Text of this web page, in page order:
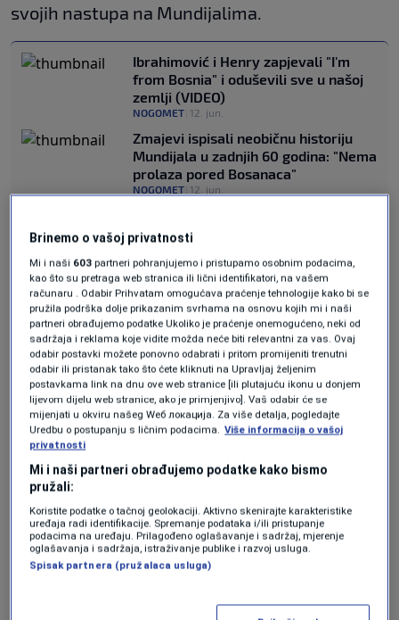
svojih nastupa na Mundijalima.
Ibrahimović i Henry zapjevali "I'm
from Bosnia" i oduševili sve u našoj
zemlji (VIDEO)
NOGOMET 12. jun.
Zmajevi ispisali neobičnu historiju
Mundijala u zadnjih 60 godina: "Nema
prolaza pored Bosanaca"
NOGOMET 12. jun.
odgodila kanadsku historiju i
NOGOMET|12. jun.
Nikola Katić je odigrao brutalan meč
na otvaranju Mundijala, brojke sve
govore!
NOGOMET|12. jun.
Iako je domaća selekcija imala više loptu u
svom posjedu i tokom većeg dijela susreta
vršila pritisak, brojni nogometni stručnjaci
istakli su kako je upravo organizovana i
požrtvovana igra Bosne i Hercegovine
obilježila duel na BMO Fieldu.
Brinemo o vašoj privatnosti
Mi i naši 603 partneri pohranjujemo i pristupamo osobnim podacima,
kao što su pretraga web stranica ili lični identifikatori, na vašem
računaru . Odabir Prihvatam omogućava praćenje tehnologije kako bi se
pružila podrška dolje prikazanim svrhama na osnovu kojih mi i naši
partneri obrađujemo podatke Ukoliko je praćenje onemogućeno, neki od
sadržaja i reklama koje vidite možda neće biti relevantni za vas. Ovaj
odabir postavki možete ponovno odabrati i pritom promijeniti trenutni
odabir ili pristanak tako što ćete kliknuti na Upravljaj željenim
postavkama link na dnu ove web stranice [ili plutajuću ikonu u donjem
lijevom dijelu web stranice, ako je primjenjivo]. Vaš odabir će se
mijenjati u okviru našeg Wеб локација. Za više detalja, pogledajte
Uredbu o postupanju s ličnim podacima. Više informacija o vašoj
privatnosti
Mi i naši partneri obrađujemo podatke kako bismo
pružali:
Koristite podatke o tačnoj geolokaciji. Aktivno skenirajte karakteristike
uređaja radi identifikacije. Spremanje podataka i/ili pristupanje
podacima na uređaju. Prilagođeno oglašavanje i sadržaj, mjerenje
oglašavanja i sadržaja, istraživanje publike i razvoj usluga.
Spisak partnera (pružalaca usluga)